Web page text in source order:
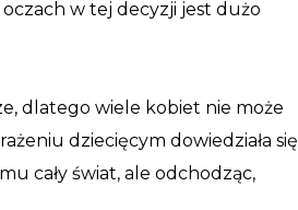
w tej decyzji jest dużo
dlatego wiele kobiet nie może
dziecięcym dowiedziała się
cały świat, ale odchodząc,